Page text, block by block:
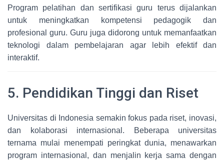
Program pelatihan dan sertifikasi guru terus dijalankan
untuk meningkatkan kompetensi pedagogik dan
profesional guru. Guru juga didorong untuk memanfaatkan
teknologi dalam pembelajaran agar lebih efektif dan
interaktif.
5. Pendidikan Tinggi dan Riset
Universitas di Indonesia semakin fokus pada riset, inovasi,
dan kolaborasi internasional. Beberapa universitas
ternama mulai menempati peringkat dunia, menawarkan
program internasional, dan menjalin kerja sama dengan